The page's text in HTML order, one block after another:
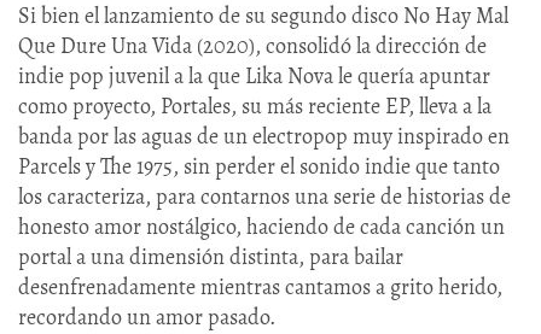
Si bien el lanzamiento de su segundo disco No Hay Mal
Que Dure Una Vida (2020), consolidó la dirección de
indie pop juvenil a la que Lika Nova le quería apuntar
como proyecto, Portales, su más reciente EP, lleva a la
banda por las aguas de un electropop muy inspirado en
Parcels y The 1975, sin perder el sonido indie que tanto
los caracteriza, para contarnos una serie de historias de
honesto amor nostálgico, haciendo de cada canción un
portal a una dimensión distinta, para bailar
desenfrenadamente mientras cantamos a grito herido,
recordando un amor pasado.